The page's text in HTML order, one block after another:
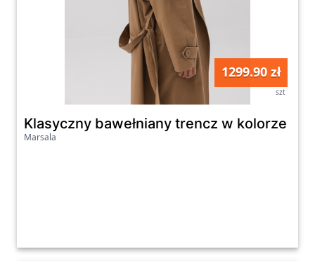
1299.90 zł
szt
Klasyczny bawełniany trencz w kolorze
Marsala